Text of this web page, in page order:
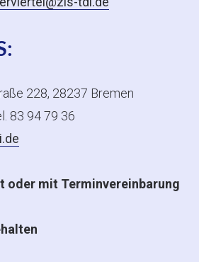
228, 28237 Bremen
83 94 79 36
oder mit Terminvereinbarung